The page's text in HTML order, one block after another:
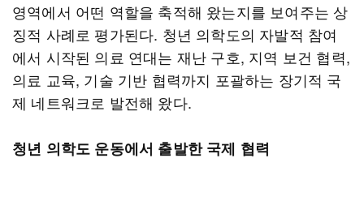
영역에서 어떤 역할을 축적해 왔는지를 보여주는 상
징적 사례로 평가된다. 청년 의학도의 자발적 참여
에서 시작된 의료 연대는 재난 구호, 지역 보건 협력,
의료 교육, 기술 기반 협력까지 포괄하는 장기적 국
제 네트워크로 발전해 왔다.
청년 의학도 운동에서 출발한 국제 협력